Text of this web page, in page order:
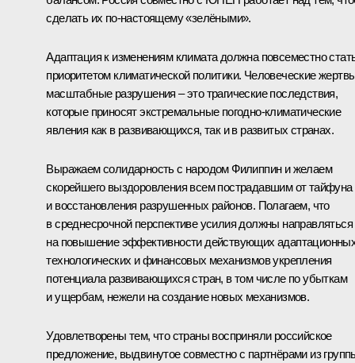
сделать их по‑настоящему «зелёными».
Адаптация к изменениям климата должна повсеместно
приоритетом климатической политики. Человеческие
масштабные разрушения – это трагические последствия,
которые приносят экстремальные погодно-климатические
явления как в развивающихся, так и в развитых странах.
Выражаем солидарность с народом Филиппин и желаем
скорейшего выздоровления всем пострадавшим от тайфуна
и восстановления разрушенных районов. Полагаем, что
в среднесрочной перспективе усилия должны направляться
на повышение эффективности действующих
технологических и финансовых механизмов укрепления
потенциала развивающихся стран, в том числе по убыткам
и ущербам, нежели на создание новых механизмов.
Удовлетворены тем, что страны восприняли российское
предложение, выдвинутое совместно с партнёрами из